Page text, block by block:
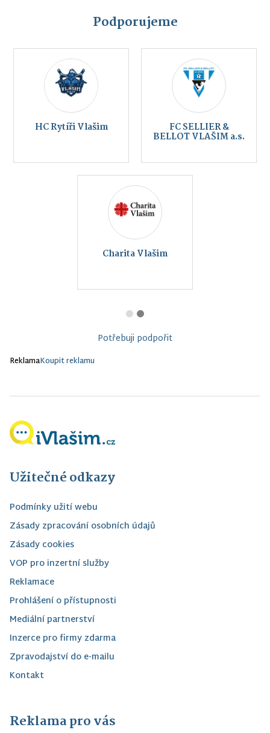
Podporujeme
HC Rytíři Vlašim FC SELLIER &
BELLOT VLAŠIM a.s.
Charita Vlašim
Potřebuji podpořit
ReklamaKoupit reklamu
Užitečné odkazy
Podmínky užití webu
Zásady zpracování osobních údajů
Zásady cookies
VOP pro inzertní služby
Reklamace
Prohlášení o přístupnosti
Mediální partnerství
Inzerce pro firmy zdarma
Zpravodajství do e-mailu
Kontakt
Reklama pro vás